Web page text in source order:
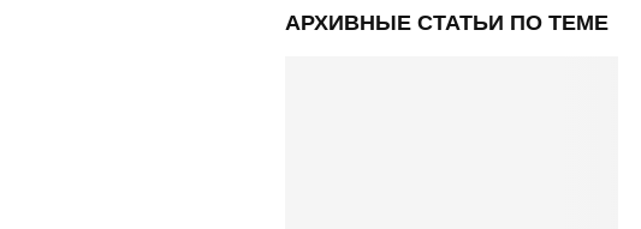
АРХИВНЫЕ СТАТЬИ ПО ТЕМЕ